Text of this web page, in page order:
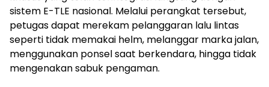
sistem E-TLE nasional. Melalui perangkat tersebut,
petugas dapat merekam pelanggaran lalu lintas
seperti tidak memakai helm, melanggar marka jalan,
menggunakan ponsel saat berkendara, hingga tidak
mengenakan sabuk pengaman.